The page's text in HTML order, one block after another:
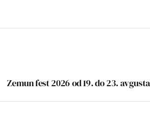
Zemun fest 2026 od 19. do 23. avgusta